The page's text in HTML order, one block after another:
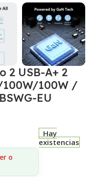
2 USB-A+ 2
100W/100W /
EU
o
Hay
existencias